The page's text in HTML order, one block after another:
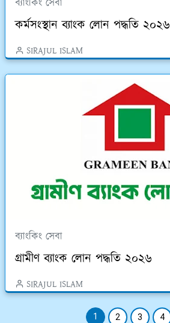
ব্যাংকিং সেবা
কর্মসংস্থান ব্যাংক লোন পদ্ধতি ২০২৬
SIRAJUL ISLAM
ব্যাংকিং সেবা
গ্রামীণ ব্যাংক লোন পদ্ধতি ২০২৬
SIRAJUL ISLAM
1 2 3 4